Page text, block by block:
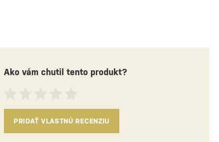
Ako vám chutil tento produkt?
PRIDAŤ VLASTNÚ RECENZIU